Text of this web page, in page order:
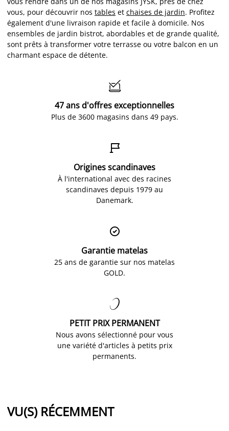
vous, pour découvrir nos tables et chaises de jardin. Profitez
également d'une livraison rapide et facile à domicile. Nos
ensembles de jardin bistrot, abordables et de grande qualité,
sont prêts à transformer votre terrasse ou votre balcon en un
charmant espace de détente.

47 ans d'offres exceptionnelles
Plus de 3600 magasins dans 49 pays.

Origines scandinaves
À l'international avec des racines
scandinaves depuis 1979 au
Danemark.

Garantie matelas
25 ans de garantie sur nos matelas
GOLD.

PETIT PRIX PERMANENT
Nous avons sélectionné pour vous
une variété d'articles à petits prix
permanents.
VU(S) RÉCEMMENT